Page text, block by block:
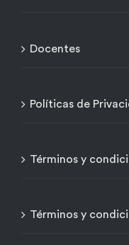
Docentes
Políticas de
Términos y
Términos y